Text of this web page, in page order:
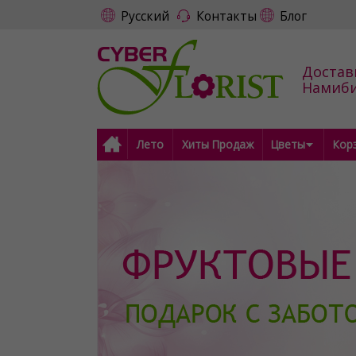
Русский Контакты Блог
Лето Хиты Продаж Цветы